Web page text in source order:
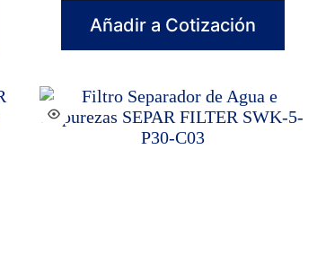
Añadir a Cotización